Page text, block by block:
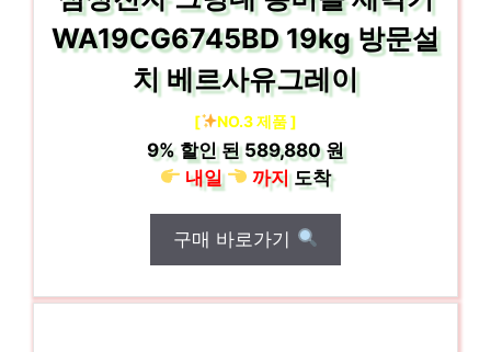
WA19CG6745BD 19kg 방문설
치 베르사유그레이
[ NO.3 제품 ]
9% 할인 된589,880 원
내일
까지도착
구매 바로가기